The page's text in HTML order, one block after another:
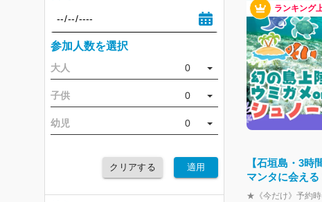
参加人数を選択
大人 0
子供 0
幼児 0
クリアする 適用
ランキング
【石垣島・3
マンタに会え
ト充実シュノ